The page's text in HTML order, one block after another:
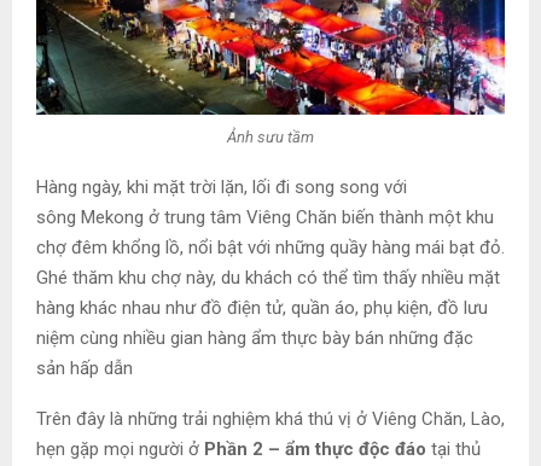
Ảnh sưu tầm
Hàng ngày, khi mặt trời lặn, lối đi song song với
sông Mekong ở trung tâm Viêng Chăn biến thành một khu
chợ đêm khổng lồ, nổi bật với những quầy hàng mái bạt đỏ.
Ghé thăm khu chợ này, du khách có thể tìm thấy nhiều mặt
hàng khác nhau như đồ điện tử, quần áo, phụ kiện, đồ lưu
niệm cùng nhiều gian hàng ẩm thực bày bán những đặc
sản hấp dẫn
Trên đây là những trải nghiệm khá thú vị ở Viêng Chăn, Lào,
hẹn gặp mọi người ở Phần 2 – ẩm thực độc đáo tại thủ